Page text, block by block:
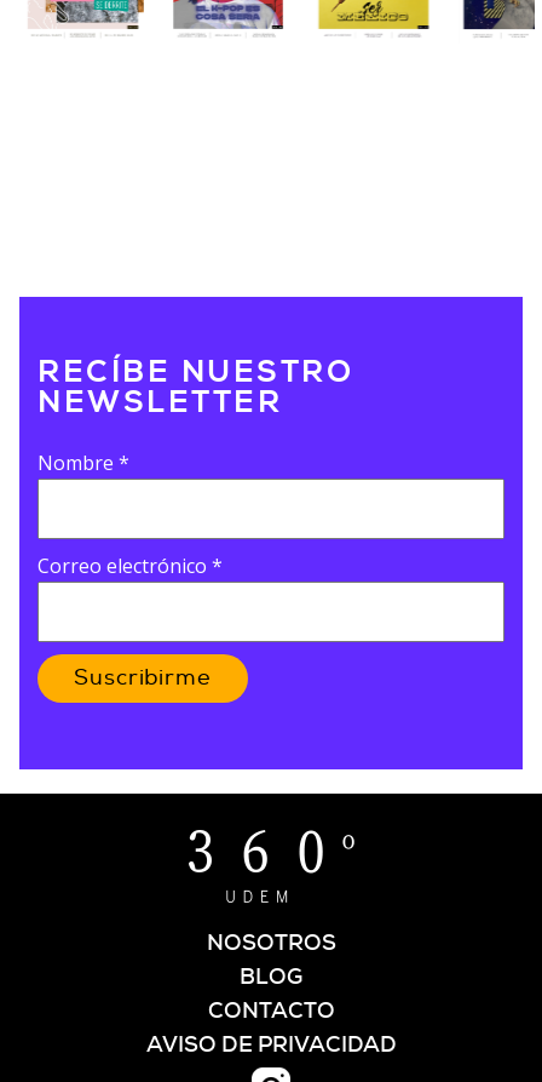
RECÍBE NUESTRO
NEWSLETTER
Nombre *
Correo electrónico *
Suscribirme
NOSOTROS
BLOG
CONTACTO
AVISO DE PRIVACIDAD